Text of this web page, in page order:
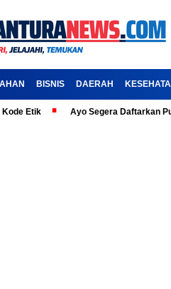
BISNIS DAERAH
Ayo Segera Daftarkan Putra